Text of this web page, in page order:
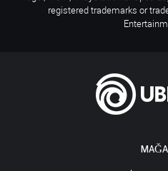
registered trademarks or